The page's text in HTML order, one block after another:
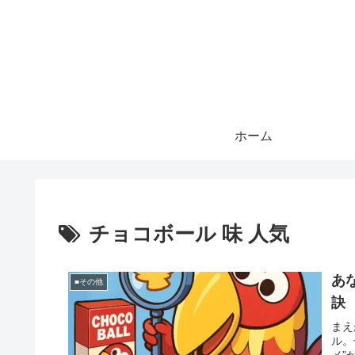
ホーム
チョコボール 味 人気
■その他
あ
訣
ま
ル